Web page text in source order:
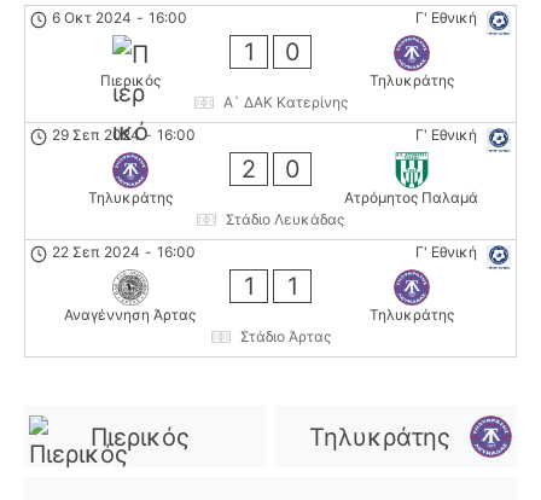
Γ' Εθνική
6 Οκτ 2024 - 16:00
Πιερικός
1 0
Τηλυκράτης
Α` ΔΑΚ Κατερίνης
Γ' Εθνική
29 Σεπ 2024 - 16:00
Τηλυκράτης
2 0
Ατρόμητος Παλαμά
Στάδιο Λευκάδας
Γ' Εθνική
22 Σεπ 2024 - 16:00
Αναγέννηση Άρτας
1 1
Τηλυκράτης
Στάδιο Άρτας
Πιερικός Τηλυκράτης